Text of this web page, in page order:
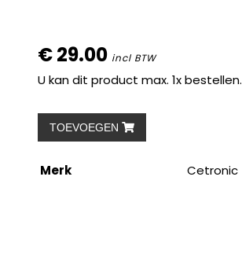
€ 29.00 incl BTW
U kan dit product max. 1x bestellen.
TOEVOEGEN
Merk Cetronic